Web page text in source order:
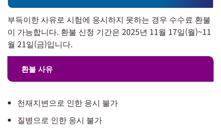
부득이한 사유로 시험에 응시하지 못하는 경우 수수료 환불
이 가능합니다. 환불 신청 기간은 2025년 11월 17일(월)~11
월 21일(금)입니다.
환불 사유
천재지변으로 인한 응시 불가
질병으로 인한 응시 불가